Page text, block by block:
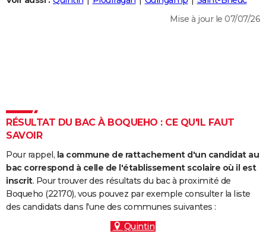
DICTIONNAIRE
Dictionnaire
Biographies
Citations
Expressions
Proverbes
PROGRAMME TV
COPAINS D'AVANT
S'inscrire
Se connecter
Lycées
Collèges
Primaires
Universités
Entreprises
Service militaire
Avis de recherche
AVIS DE DÉCÈS
FORUM
Mise à jour le 07/07/26
RÉSULTAT DU BAC À BOQUEHO : CE QU'IL FAUT
SAVOIR
Pour rappel, la commune de rattachement d'un candidat au
bac correspond à celle de l'établissement scolaire où il est
inscrit. Pour trouver des résultats du bac à proximité de
Boqueho (22170), vous pouvez par exemple consulter la liste
des candidats dans l'une des communes suivantes :
Quintin